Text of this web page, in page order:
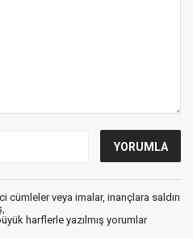
cümleler veya imalar, inançlara saldırı
harflerle yazılmış yorumlar